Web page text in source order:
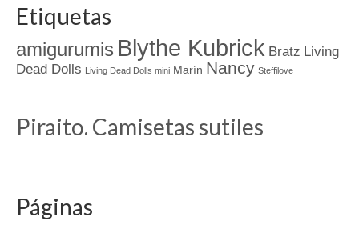
Etiquetas
amigurumis Blythe Kubrick Bratz Living
Dead Dolls Living Dead Dolls mini Marín Nancy Steffilove
Piraito. Camisetas sutiles
Páginas